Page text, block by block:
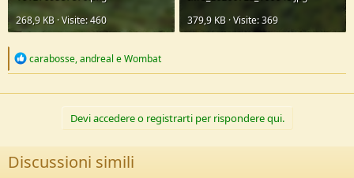
268,9 KB · Visite: 460
379,9 KB · Visite: 369
R
c
s
:
carabosse,andreal eWombat
Devi accedere o registrarti per rispondere qui.
Discussioni simili